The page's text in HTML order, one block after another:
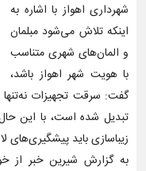
شهرداری اهواز با اشاره به
اینکه تلاش می‌شود مبلمان
و المان‌های شهری متناسب
با هویت شهر اهواز باشد،
گفت: سرقت تجهیزات
تبدیل شده است، با این
زیباسازی باید پیشگیری‌های
به گزارش شیرین خبر از